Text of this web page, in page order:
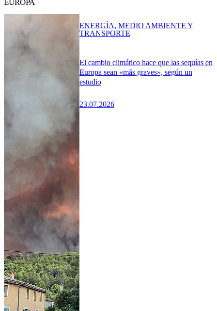
EUROPA
El cambio climático hace que las sequías en
Europa sean «más graves», según un
estudio
23.07.2026
ENERGÍA, MEDIO AMBIENTE Y
TRANSPORTE